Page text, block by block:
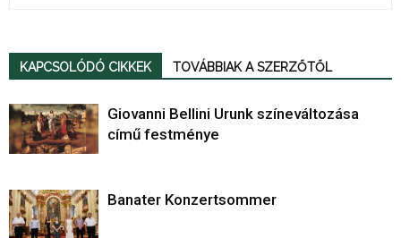
KAPCSOLÓDÓ CIKKEK TOVÁBBIAK A SZERZŐTŐL
Giovanni Bellini Urunk színeváltozása
című festménye
Banater Konzertsommer